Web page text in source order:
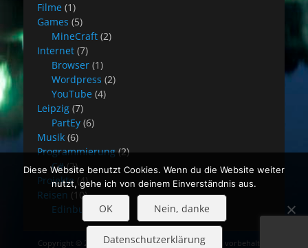
Filme (1)
Games (5)
MineCraft (2)
Internet (7)
Browser (1)
Wordpress (2)
YouTube (4)
Leipzig (7)
PartEy (6)
Musik (6)
Programmierung (2)
C#(2)
Projekte (4)
Reisen (10)
Edinburgh(8)
Copyright © 2026 Blog Stefan Rehwald. Alle Rechte vorbehalten.
Diese Website benutzt Cookies. Wenn du die Website weiter
nutzt, gehe ich von deinem Einverständnis aus.
OK Nein, danke
Datenschutzerklärung